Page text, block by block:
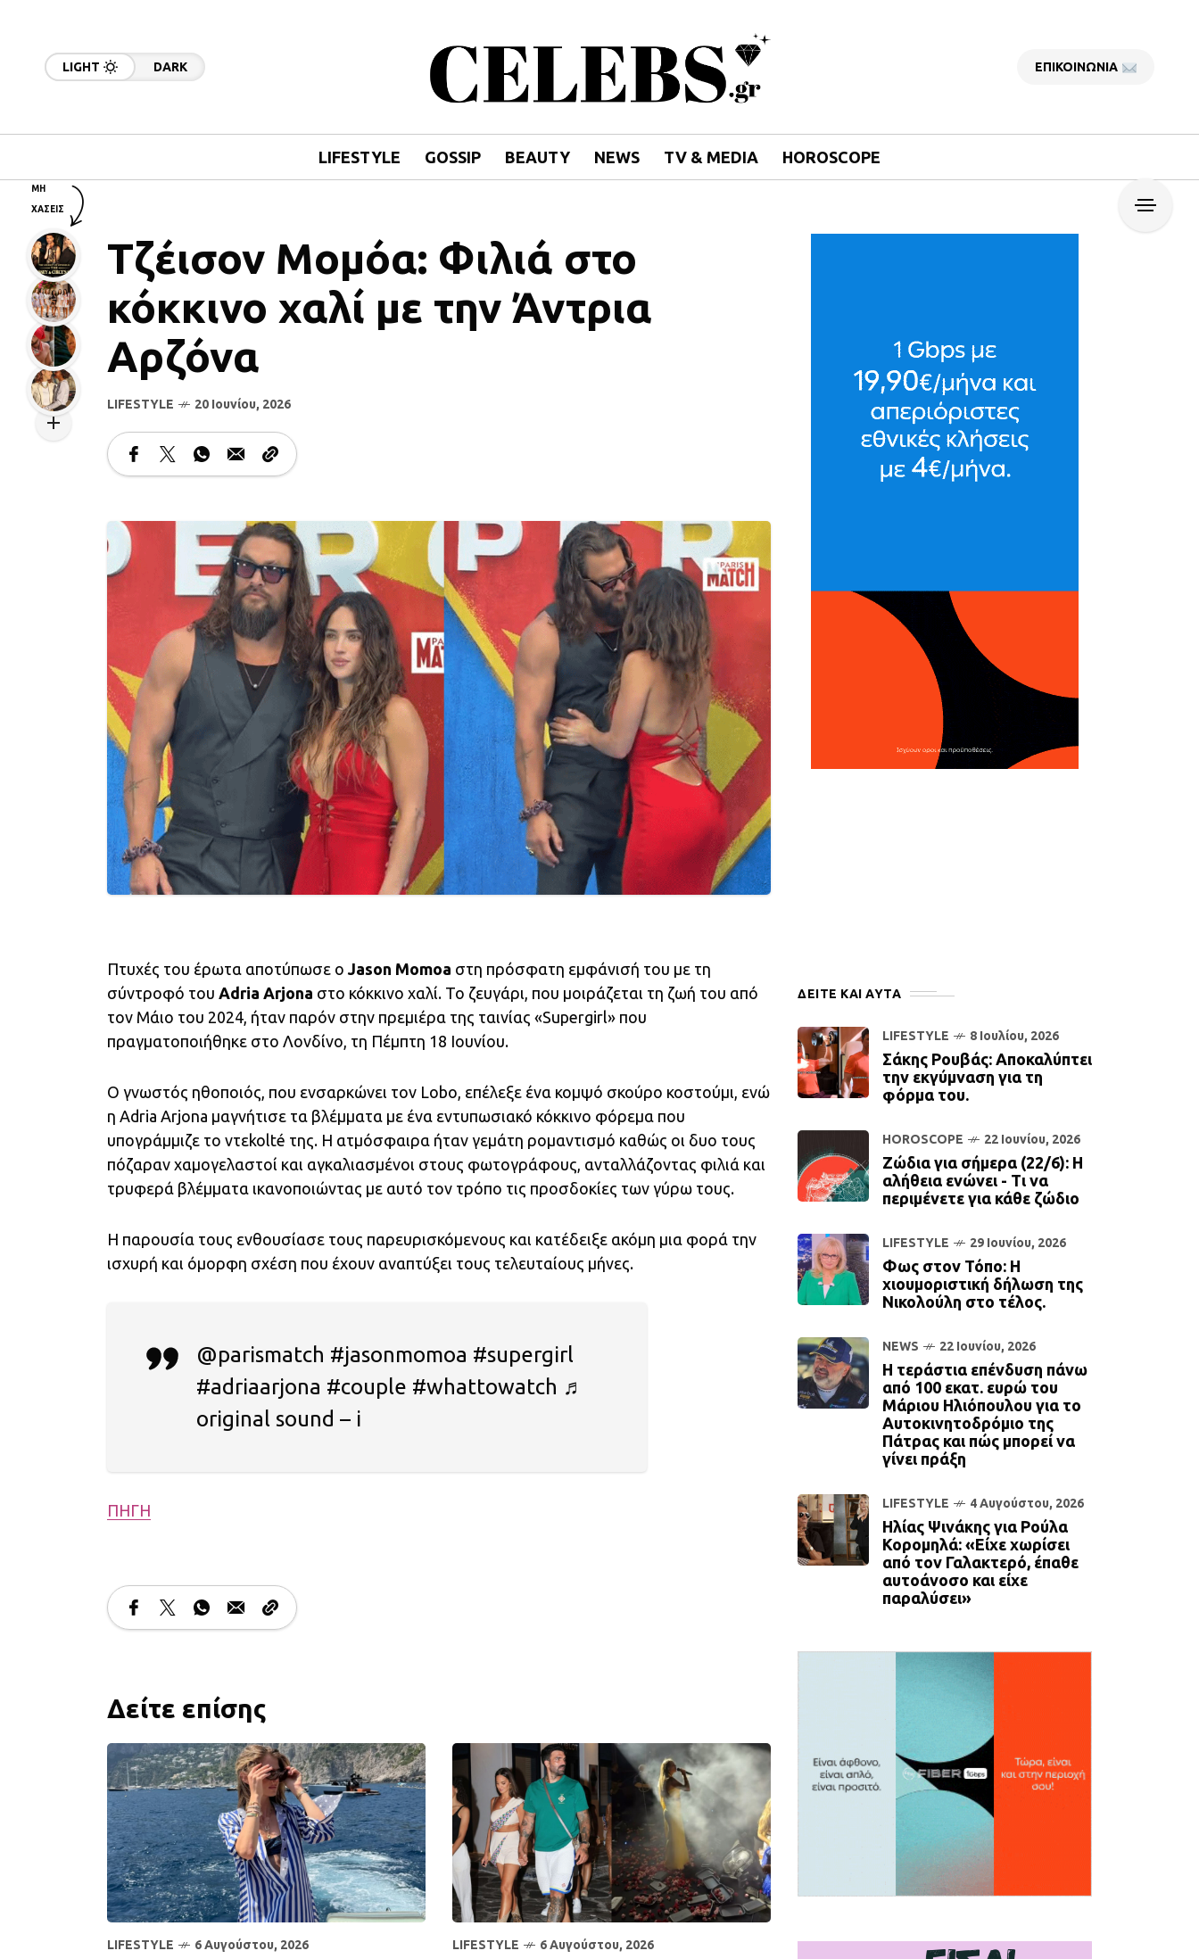
LIGHT DARK ΕΠΙΚΟΙΝΩΝΙΑ
LIFESTYLE GOSSIP BEAUTY NEWS TV & MEDIA HOROSCOPE
Τζέισον Μομόα: Φιλιά στο
κόκκινο χαλί με την Άντρια
Αρζόνα
LIFESTYLE 20 Ιουνίου, 2026
Πτυχές του έρωτα αποτύπωσε ο Jason Momoa στη πρόσφατη εμφάνισή του με τη
σύντροφό του Adria Arjona στο κόκκινο χαλί. Το ζευγάρι, που μοιράζεται τη ζωή του από
τον Μάιο του 2024, ήταν παρόν στην πρεμιέρα της ταινίας «Supergirl» που
πραγματοποιήθηκε στο Λονδίνο, τη Πέμπτη 18 Ιουνίου.
Ο γνωστός ηθοποιός, που ενσαρκώνει τον Lobo, επέλεξε ένα κομψό σκούρο κοστούμι, ενώ
η Adria Arjona μαγνήτισε τα βλέμματα με ένα εντυπωσιακό κόκκινο φόρεμα που
υπογράμμιζε το ντεkolté της. Η ατμόσφαιρα ήταν γεμάτη ρομαντισμό καθώς οι δυο τους
πόζαραν χαμογελαστοί και αγκαλιασμένοι στους φωτογράφους, ανταλλάζοντας φιλιά και
τρυφερά βλέμματα ικανοποιώντας με αυτό τον τρόπο τις προσδοκίες των γύρω τους.
Η παρουσία τους ενθουσίασε τους παρευρισκόμενους και κατέδειξε ακόμη μια φορά την
ισχυρή και όμορφη σχέση που έχουν αναπτύξει τους τελευταίους μήνες.
@parismatch #jasonmomoa #supergirl
#adriaarjona #couple #whattowatch ♬
original sound – i
ΠΗΓΗ
Δείτε επίσης
LIFESTYLE 6 Αυγούστου, 2026 LIFESTYLE 6 Αυγούστου, 2026
ΔΕΙΤΕ ΚΑΙ ΑΥΤΆ
LIFESTYLE 8 Ιουλίου, 2026
Σάκης Ρουβάς: Αποκαλύπτει
την εκγύμναση για τη
φόρμα του.
HOROSCOPE 22 Ιουνίου, 2026
Ζώδια για σήμερα (22/6): Η
αλήθεια ενώνει - Τι να
περιμένετε για κάθε ζώδιο
LIFESTYLE 29 Ιουνίου, 2026
Φως στον Τόπο: Η
χιουμοριστική δήλωση της
Νικολούλη στο τέλος.
NEWS 22 Ιουνίου, 2026
Η τεράστια επένδυση πάνω
από 100 εκατ. ευρώ του
Μάριου Ηλιόπουλου για το
Αυτοκινητοδρόμιο της
Πάτρας και πώς μπορεί να
γίνει πράξη
LIFESTYLE 4 Αυγούστου, 2026
Ηλίας Ψινάκης για Ρούλα
Κορομηλά: «Είχε χωρίσει
από τον Γαλακτερό, έπαθε
αυτοάνοσο και είχε
παραλύσει»
ΜΗ
ΧΑΣΕΙΣ